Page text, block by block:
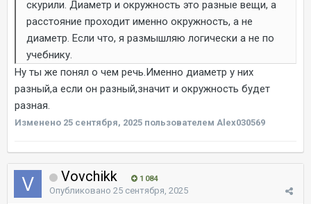
скурили. Диаметр и окружность это разные вещи, а
расстояние проходит именно окружность, а не
диаметр. Если что, я размышляю логически а не по
учебнику.
Ну ты же понял о чем речь.Именно диаметр у них
разный,а если он разный,значит и окружность будет
разная.
Изменено 25 сентября, 2025 пользователем Alex030569
Vovchikk 1 084
Опубликовано 25 сентября, 2025